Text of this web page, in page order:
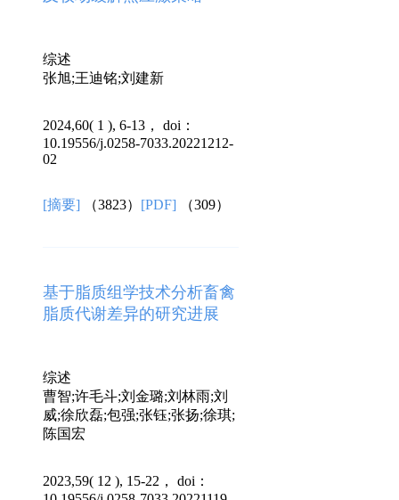
综述
张旭;王迪铭;刘建新
2024,60( 1 ), 6-13， doi：
10.19556/j.0258-7033.20221212-
02
[摘要] （3823） [PDF] （309）
基于脂质组学技术分析畜禽
脂质代谢差异的研究进展
综述
曹智;许毛斗;刘金璐;刘林雨;刘
威;徐欣磊;包强;张钰;张扬;徐琪;
陈国宏
2023,59( 12 ), 15-22， doi：